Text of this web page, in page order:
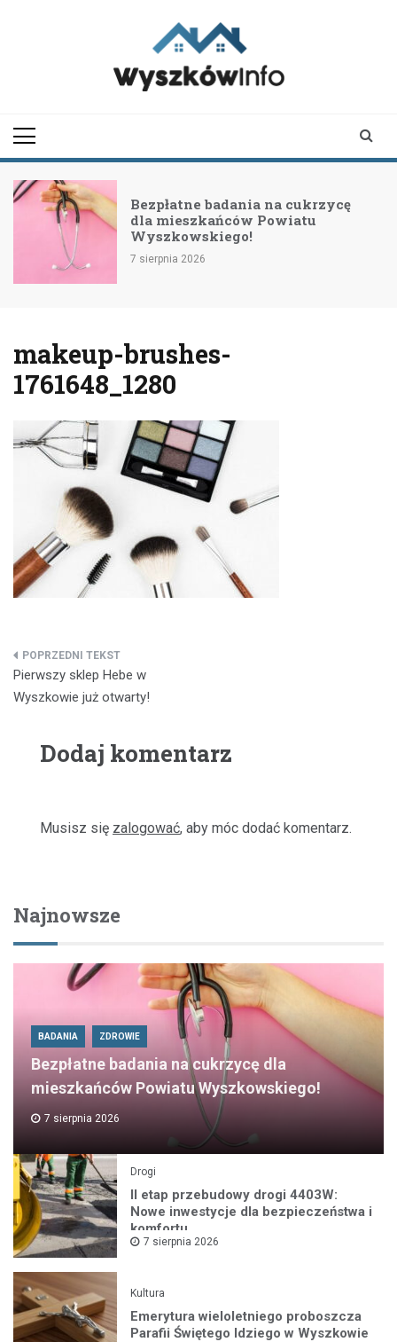
Bezpłatne badania na cukrzycę
dla mieszkańców Powiatu
Wyszkowskiego!
7 sierpnia 2026
makeup-brushes-
1761648_1280
Nawigacja
wpisu
Pierwszy sklep Hebe w
Wyszkowie już otwarty!
Dodaj komentarz
Musisz się zalogować, aby móc dodać komentarz.
Najnowsze
BADANIA ZDROWIE
Bezpłatne badania na cukrzycę dla
mieszkańców Powiatu Wyszkowskiego!
7 sierpnia 2026
Drogi
II etap przebudowy drogi 4403W:
Nowe inwestycje dla bezpieczeństwa i
komfortu
7 sierpnia 2026
Kultura
Emerytura wieloletniego proboszcza
Parafii Świętego Idziego w Wyszkowie